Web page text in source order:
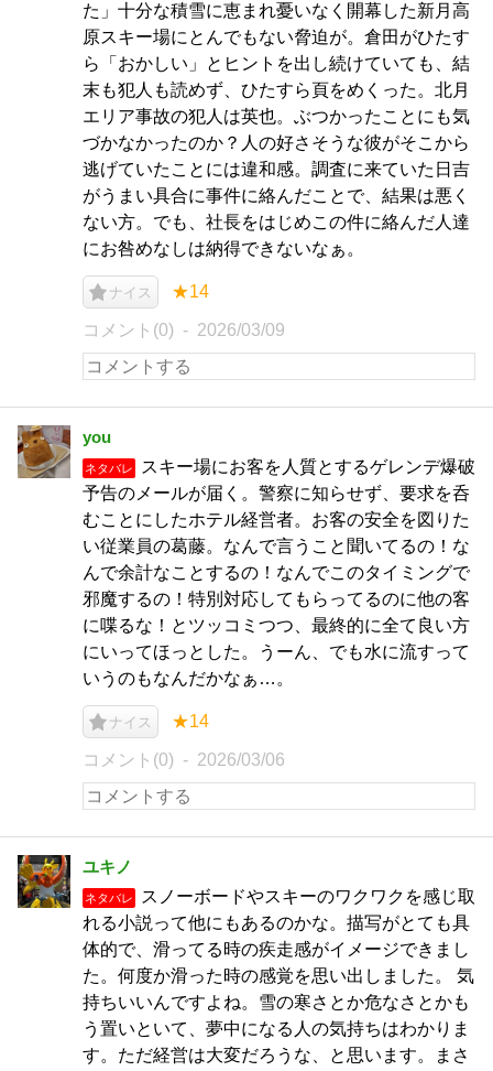
た」十分な積雪に恵まれ憂いなく開幕した新月高
原スキー場にとんでもない脅迫が。倉田がひたす
ら「おかしい」とヒントを出し続けていても、結
末も犯人も読めず、ひたすら頁をめくった。北月
エリア事故の犯人は英也。ぶつかったことにも気
づかなかったのか？人の好さそうな彼がそこから
逃げていたことには違和感。調査に来ていた日吉
がうまい具合に事件に絡んだことで、結果は悪く
ない方。でも、社長をはじめこの件に絡んだ人達
にお咎めなしは納得できないなぁ。
ナイス ★14
コメント(0) 2026/03/09
you
ネタバレ
スキー場にお客を人質とするゲレンデ爆破
予告のメールが届く。警察に知らせず、要求を呑
むことにしたホテル経営者。お客の安全を図りた
い従業員の葛藤。なんで言うこと聞いてるの！な
んで余計なことするの！なんでこのタイミングで
邪魔するの！特別対応してもらってるのに他の客
に喋るな！とツッコミつつ、最終的に全て良い方
にいってほっとした。うーん、でも水に流すって
いうのもなんだかなぁ…。
ナイス ★14
コメント(0) 2026/03/06
ユキノ
ネタバレ
スノーボードやスキーのワクワクを感じ取
れる小説って他にもあるのかな。描写がとても具
体的で、滑ってる時の疾走感がイメージできまし
た。何度か滑った時の感覚を思い出しました。 気
持ちいいんですよね。雪の寒さとか危なさとかも
う置いといて、夢中になる人の気持ちはわかりま
す。ただ経営は大変だろうな、と思います。まさ